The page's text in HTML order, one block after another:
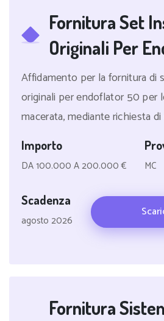
Fornitura Set
Originali Per
Affidamento per la fornitura di
originali per endoflator 50 per
macerata, mediante richiesta
Importo
DA 100.000 A 200.000 € MC
Scadenza
agosto 2026
Fornitura